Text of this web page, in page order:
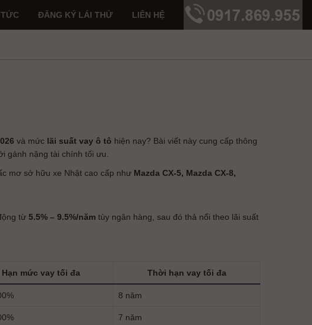
ĐĂNG KÝ LÁI THỬ LIÊN HỆ
và mức lãi suất vay ô tô hiện nay? Bài viết này cung cấp thông
gánh nặng tài chính tối ưu.
mơ sở hữu xe Nhật cao cấp như Mazda CX-5, Mazda CX-8,
từ 5.5% – 9.5%/năm tùy ngân hàng, sau đó thả nổi theo lãi suất
Hạn mức vay tối đa Thời hạn vay tối đa
8 năm
7 năm